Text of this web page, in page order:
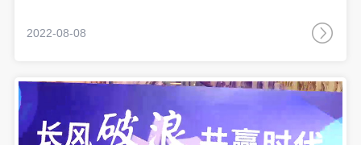
2022-08-08